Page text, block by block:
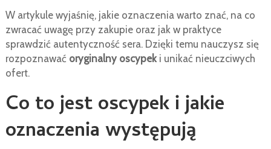
W artykule wyjaśnię, jakie oznaczenia warto znać, na co
zwracać uwagę przy zakupie oraz jak w praktyce
sprawdzić autentyczność sera. Dzięki temu nauczysz się
rozpoznawać oryginalny oscypeki unikać nieuczciwych
ofert.
Co to jest oscypek i jakie
oznaczenia występują